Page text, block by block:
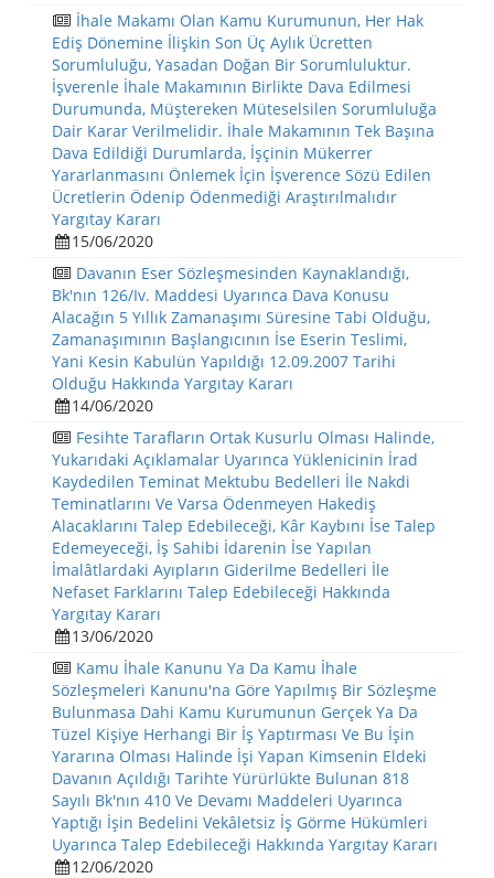
İhale Makamı Olan Kamu Kurumunun, Her Hak
Ediş Dönemine İlişkin Son Üç Aylık Ücretten
Sorumluluğu, Yasadan Doğan Bir Sorumluluktur.
İşverenle İhale Makamının Birlikte Dava Edilmesi
Durumunda, Müştereken Müteselsilen Sorumluluğa
Dair Karar Verilmelidir. İhale Makamının Tek Başına
Dava Edildiği Durumlarda, İşçinin Mükerrer
Yararlanmasını Önlemek İçin İşverence Sözü Edilen
Ücretlerin Ödenip Ödenmediği Araştırılmalıdır
Yargıtay Kararı
15/06/2020
Davanın Eser Sözleşmesinden Kaynaklandığı,
Bk'nın 126/Iv. Maddesi Uyarınca Dava Konusu
Alacağın 5 Yıllık Zamanaşımı Süresine Tabi Olduğu,
Zamanaşımının Başlangıcının İse Eserin Teslimi,
Yani Kesin Kabulün Yapıldığı 12.09.2007 Tarihi
Olduğu Hakkında Yargıtay Kararı
14/06/2020
Fesihte Tarafların Ortak Kusurlu Olması Halinde,
Yukarıdaki Açıklamalar Uyarınca Yüklenicinin İrad
Kaydedilen Teminat Mektubu Bedelleri İle Nakdi
Teminatlarını Ve Varsa Ödenmeyen Hakediş
Alacaklarını Talep Edebileceği, Kâr Kaybını İse Talep
Edemeyeceği, İş Sahibi İdarenin İse Yapılan
İmalâtlardaki Ayıpların Giderilme Bedelleri İle
Nefaset Farklarını Talep Edebileceği Hakkında
Yargıtay Kararı
13/06/2020
Kamu İhale Kanunu Ya Da Kamu İhale
Sözleşmeleri Kanunu'na Göre Yapılmış Bir Sözleşme
Bulunmasa Dahi Kamu Kurumunun Gerçek Ya Da
Tüzel Kişiye Herhangi Bir İş Yaptırması Ve Bu İşin
Yararına Olması Halinde İşi Yapan Kimsenin Eldeki
Davanın Açıldığı Tarihte Yürürlükte Bulunan 818
Sayılı Bk'nın 410 Ve Devamı Maddeleri Uyarınca
Yaptığı İşin Bedelini Vekâletsiz İş Görme Hükümleri
Uyarınca Talep Edebileceği Hakkında Yargıtay Kararı
12/06/2020